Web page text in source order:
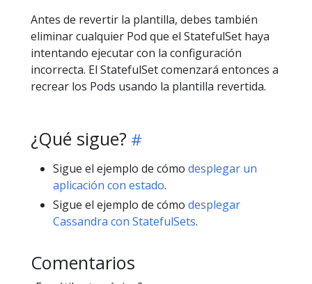
Antes de revertir la plantilla, debes también
eliminar cualquier Pod que el StatefulSet haya
intentando ejecutar con la configuración
incorrecta. El StatefulSet comenzará entonces a
recrear los Pods usando la plantilla revertida.
¿Qué sigue?
Sigue el ejemplo de cómo desplegar un
aplicación con estado.
Sigue el ejemplo de cómo desplegar
Cassandra con StatefulSets.
Comentarios